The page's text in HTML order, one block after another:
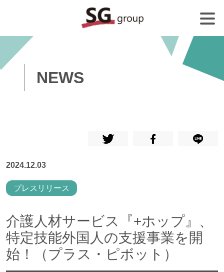
NEWS
2024.12.03
プレスリリース
介護人材サービス『+ホップ』、
特定技能外国人の支援事業を開
始！（プラス・ピボット）